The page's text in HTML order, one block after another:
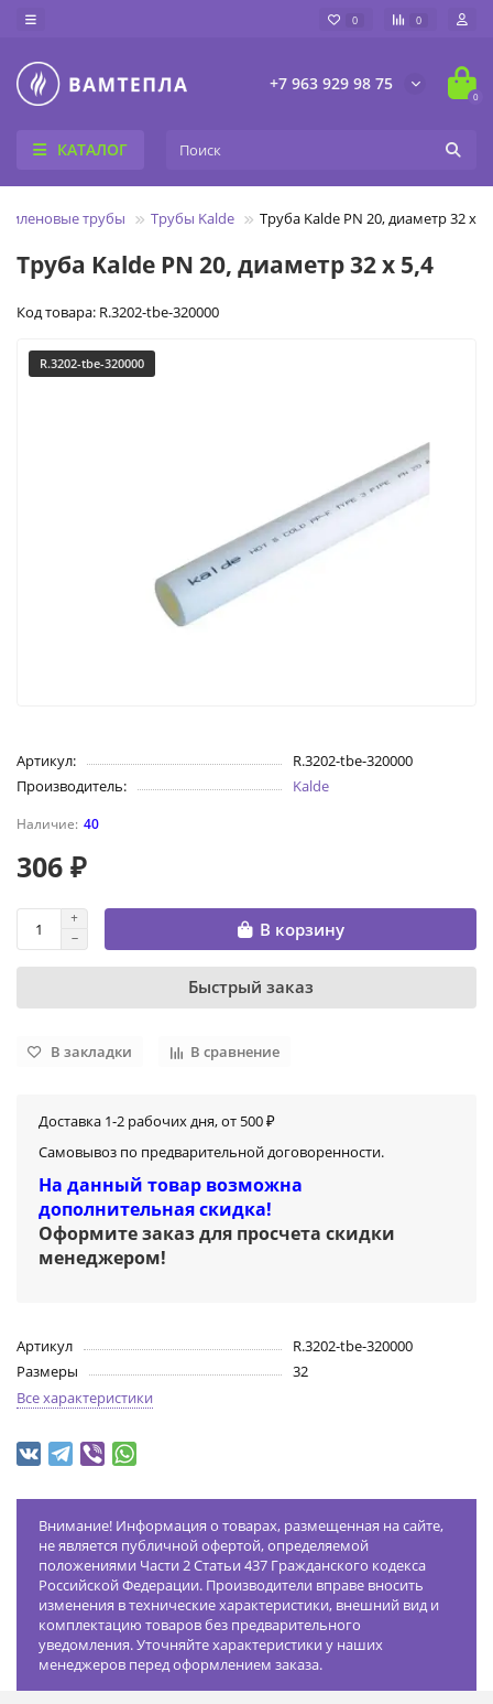
0 0
+7 963 929 98 75
0
КАТАЛОГ
трубы Трубы Kalde Труба Kalde PN 20, диаметр 32 х
Труба Kalde PN 20, диаметр 32 х 5,4
Код товара: R.3202-tbe-320000
R.3202-tbe-320000
Артикул:
R.3202-tbe-320000
Производитель:
Kalde
40
306 ₽
В корзину
Быстрый заказ
В закладки В сравнение
Доставка 1-2 рабочих дня, от 500 ₽
Самовывоз по предварительной договоренности.
На данный товар возможна
дополнительная скидка!
Оформите заказ для просчета скидки
менеджером!
Артикул
R.3202-tbe-320000
Размеры
32
Все характеристики
Внимание! Информация о товарах, размещенная на сайте,
не является публичной офертой, определяемой
положениями Части 2 Статьи 437 Гражданского кодекса
Российской Федерации. Производители вправе вносить
изменения в технические характеристики, внешний вид и
комплектацию товаров без предварительного
уведомления. Уточняйте характеристики у наших
менеджеров перед оформлением заказа.